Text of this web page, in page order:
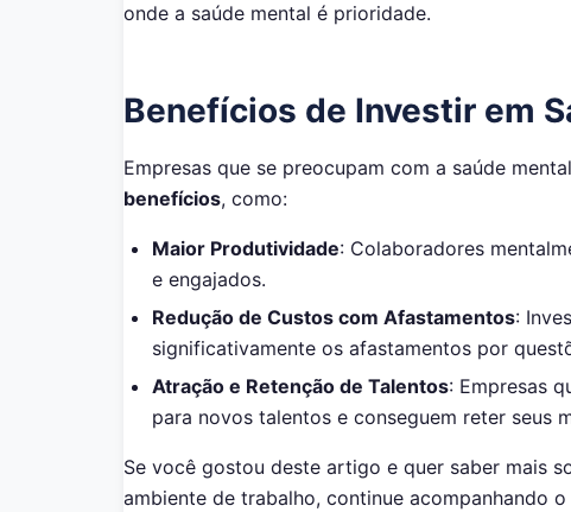
onde a saúde mental é prioridade.
Benefícios de Investir em
Empresas que se preocupam com a saúde
benefícios, como:
Maior Produtividade: Colaboradores
e engajados.
Redução de Custos com Afastamentos:
significativamente os afastamentos por
Atração e Retenção de Talentos: Empresas
para novos talentos e conseguem reter seus
Se você gostou deste artigo e quer saber mais
ambiente de trabalho, continue acompanhando